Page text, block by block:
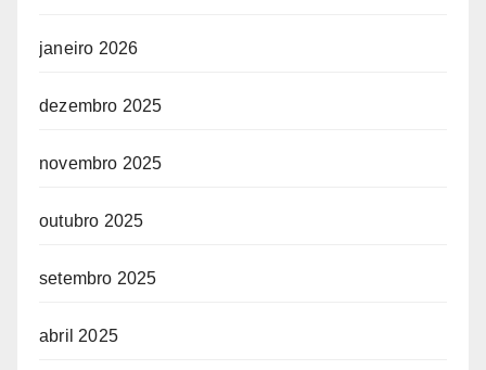
janeiro 2026
dezembro 2025
novembro 2025
outubro 2025
setembro 2025
abril 2025